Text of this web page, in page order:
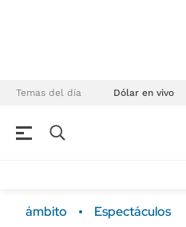
Temas del día Dólar en vivo
ámbito Espectáculos